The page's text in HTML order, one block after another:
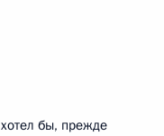
бы, прежде